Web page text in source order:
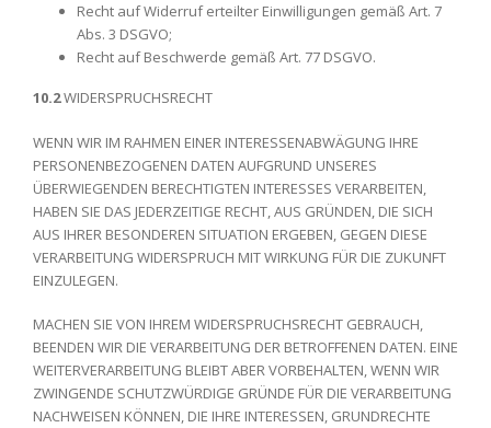
Recht auf Widerruf erteilter Einwilligungen gemäß Art. 7
Abs. 3 DSGVO;
Recht auf Beschwerde gemäß Art. 77 DSGVO.
10.2WIDERSPRUCHSRECHT
WENN WIR IM RAHMEN EINER INTERESSENABWÄGUNG IHRE
PERSONENBEZOGENEN DATEN AUFGRUND UNSERES
ÜBERWIEGENDEN BERECHTIGTEN INTERESSES VERARBEITEN,
HABEN SIE DAS JEDERZEITIGE RECHT, AUS GRÜNDEN, DIE SICH
AUS IHRER BESONDEREN SITUATION ERGEBEN, GEGEN DIESE
VERARBEITUNG WIDERSPRUCH MIT WIRKUNG FÜR DIE ZUKUNFT
EINZULEGEN.
MACHEN SIE VON IHREM WIDERSPRUCHSRECHT GEBRAUCH,
BEENDEN WIR DIE VERARBEITUNG DER BETROFFENEN DATEN. EINE
WEITERVERARBEITUNG BLEIBT ABER VORBEHALTEN, WENN WIR
ZWINGENDE SCHUTZWÜRDIGE GRÜNDE FÜR DIE VERARBEITUNG
NACHWEISEN KÖNNEN, DIE IHRE INTERESSEN, GRUNDRECHTE